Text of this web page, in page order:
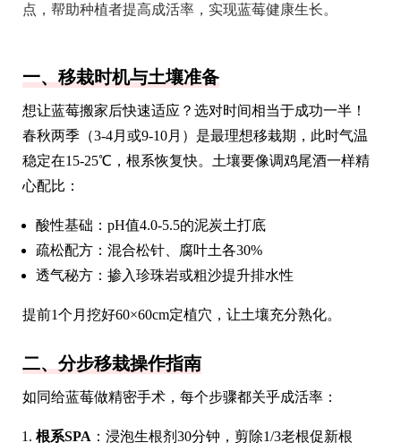
点，帮助种植者提高成活率，实现蓝莓健康生长。
一、移栽时机与土壤准备
想让蓝莓搬家后快速适应？选对时间相当于成功一半！
春秋两季（3-4月或9-10月）是最理想移栽期，此时气温
稳定在15-25℃，根系恢复快。土壤要像调鸡尾酒一样精
心配比：
酸性基础：pH值4.0-5.5的泥炭土打底
疏松配方：混合松针、腐叶土各30%
透气秘方：掺入珍珠岩或粗沙提升排水性
提前1个月挖好60×60cm定植穴，让土壤充分熟化。
二、分步移栽操作指南
如同给蓝莓做精密手术，每个步骤都关乎成活率：
根系SPA ：浸泡生根剂30分钟，剪除1/3老根促新根